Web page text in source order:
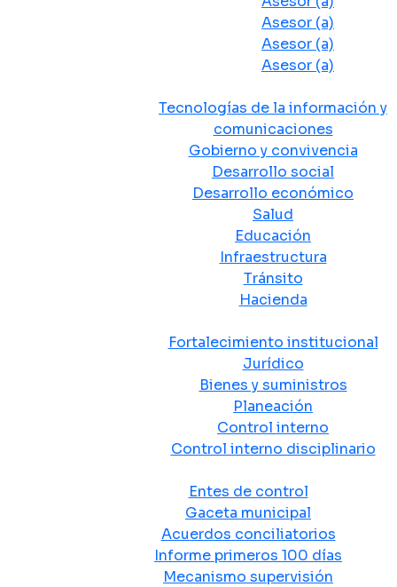
Asesor (a)
Asesor (a)
Asesor (a)
Tecnologías de la información y
comunicaciones
Gobierno y convivencia
Desarrollo social
Desarrollo económico
Salud
Educación
Infraestructura
Tránsito
Hacienda
Fortalecimiento institucional
Jurídico
Bienes y suministros
Planeación
Control interno
Control interno disciplinario
Entes de control
Gaceta municipal
Acuerdos conciliatorios
Informe primeros 100 días
Mecanismo supervisión